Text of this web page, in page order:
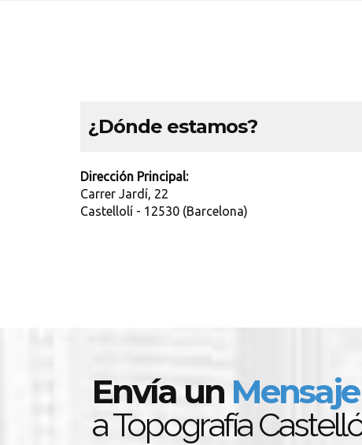
¿Dónde estamos?
Dirección Principal:
Carrer Jardí, 22
Castellolí - 12530 (Barcelona)
Envía un Mensaje
a Topografía